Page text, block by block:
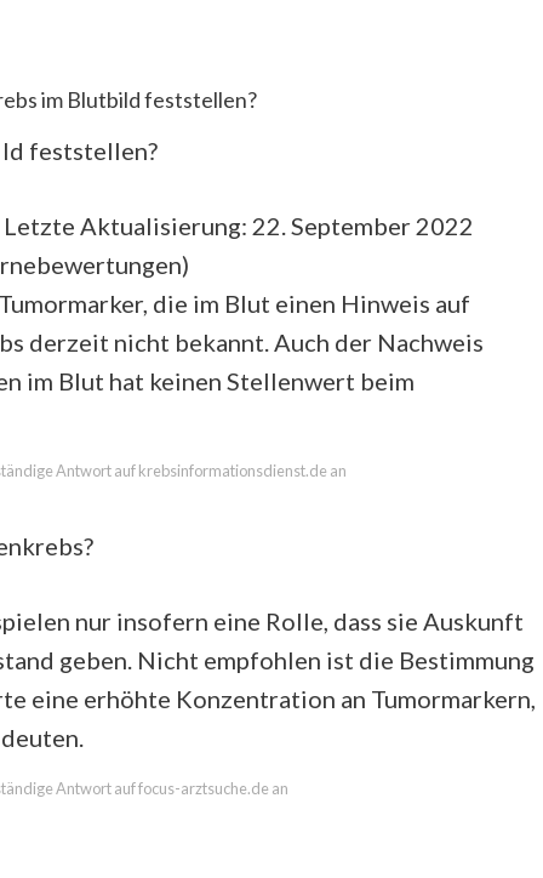
im Blutbild feststellen?
feststellen?
Aktualisierung: 22. September 2022
)
die im Blut einen Hinweis auf
derzeit nicht bekannt. Auch der Nachweis
im Blut hat keinen Stellenwert beim
Antwort auf krebsinformationsdienst.de an
nur insofern eine Rolle, dass sie Auskunft
geben. Nicht empfohlen ist die Bestimmung
eine erhöhte Konzentration an Tumormarkern,
Antwort auf focus-arztsuche.de an